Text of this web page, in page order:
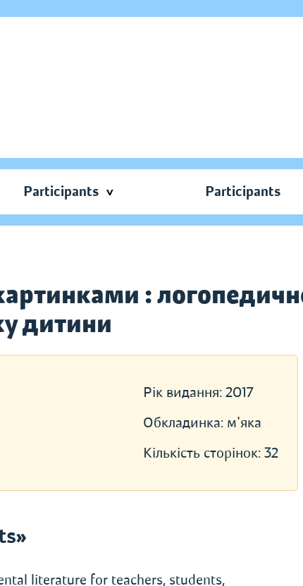
Participants Participants
:
дитини
Рік видання: 2017
Обкладинка: м'яка
Кількість сторінок: 32
literature for teachers, students,